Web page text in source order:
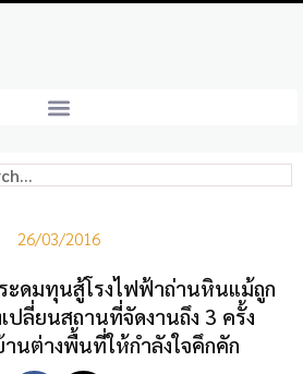
26/03/2016
ะดมทุนสู้โรงไฟฟ้าถ่านหินแม้ถูก
ปลี่ยนสถานที่จัดงานถึง 3 ครั้ง
านต่างพื้นที่ให้กำลังใจคึกคัก